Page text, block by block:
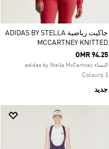
جاكيت رياضية ADIDAS BY STELLA
MCCARTNEY KNITTED
OMR 94.25
النساء adidas by Stella McCartney
3 Colours
جديد